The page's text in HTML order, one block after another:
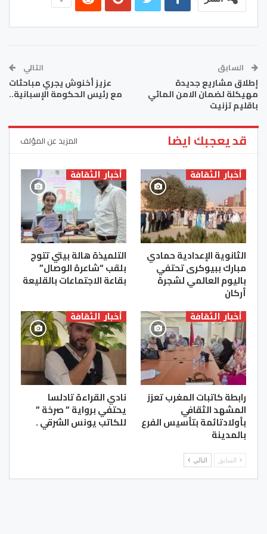
السابق
إطلاق مشاريع جديدة
مهيكلة لضمان الامن المائي
باقليم تزنيت
التالي
عزيز أخنوش يجري مباحثات
مع رئيس الحكومة الإسبانية..
قد يعجبك ايضا المزيد عن المؤلف
أخبار الثقافة
الثانوية الإعدادية حمادي
مبارك ببيوكرى تحتفي
باليوم العالمي لشجرة
أركان
أخبار الثقافة
التلميذة هالة بيتي تتوج
بلقب “شاعرة الوصال”
بقاعة الاجتماعات بالقليعة
أخبار الثقافة
رابطة كاتبات المغرب تعزز
المشهد الثقافي
بأولادتائمة بتأسيس الفرع
بالمدينة
أخبار الثقافة
نادي القراءة تادلسا
يحتفي برواية ” صرخة ”
للكاتب يونس الشرقي .
السابق التالي